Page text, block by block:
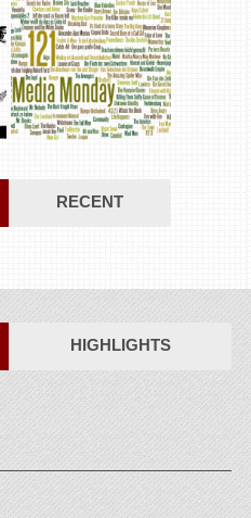
RECENT
HIGHLIGHTS